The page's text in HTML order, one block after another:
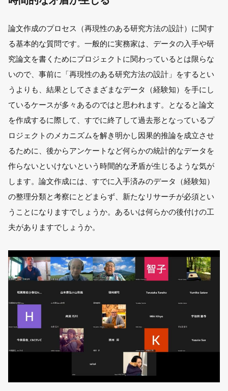
論文作成のプロセス（再現性のある研究方法の設計）に関す
る基本的な質問です。一般的に実務家は、データの入手や研
究論文を書くためにプロジェクトに関わっているとは限らな
いので、事前に「再現性のある研究方法の設計」をするとい
うよりも、結果としてさまざまなデータ（経験知）を手にし
ているケースが多々あるのではと思われます。となると論文
を作成するに際して、すでに終了して過去形となっているプ
ロジェクトのメカニズムを解き明かし因果的推論を成立させ
るために、後からアンケートなど何らかの統計的なデータを
作らないといけないという時間的な矛盾が生じるような気が
します。論文作成には、すでに入手済みのデータ（経験知）
の整理分類と考察にとどまらず、新たなリサーチが必須とい
うことになりますでしょうか。あるいは何らかの後付けの工
夫がありますでしょうか。